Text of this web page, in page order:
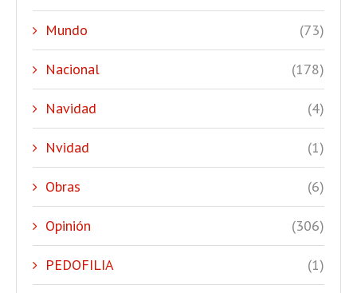
Mundo (73)
Nacional (178)
Navidad (4)
Nvidad (1)
Obras (6)
Opinión (306)
PEDOFILIA (1)